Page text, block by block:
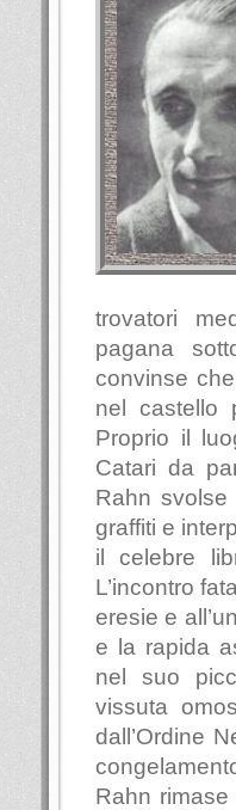
trovatori
pagana
convinse
nel castello
Proprio il
Catari da
Rahn svolse
graffiti e
il celebre
L’incontro
eresie e
e la rapida
nel suo
vissuta
dall’Ordine
Rahn